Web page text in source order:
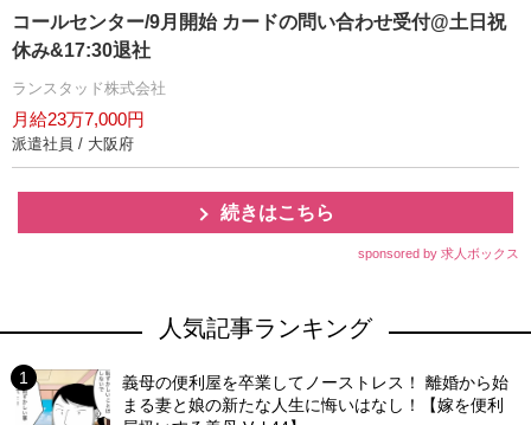
コールセンター/9月開始 カードの問い合わせ受付@土日祝
休み&17:30退社
ランスタッド株式会社
月給23万7,000円
派遣社員 / 大阪府
続きはこちら
sponsored by 求人ボックス
人気記事ランキング
義母の便利屋を卒業してノーストレス！ 離婚から始
まる妻と娘の新たな人生に悔いはなし！【嫁を便利